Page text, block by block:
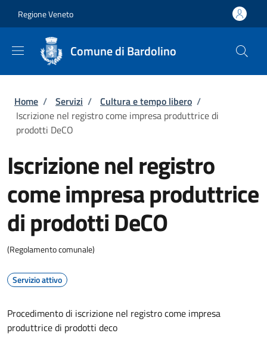
Regione Veneto
Comune di Bardolino
Briciole di pane
Home / Servizi / Cultura e tempo libero /
Iscrizione nel registro come impresa produttrice di
prodotti DeCO
Iscrizione nel registro
come impresa produttrice
di prodotti DeCO
(Regolamento comunale)
Servizio attivo
Procedimento di iscrizione nel registro come impresa
produttrice di prodotti deco